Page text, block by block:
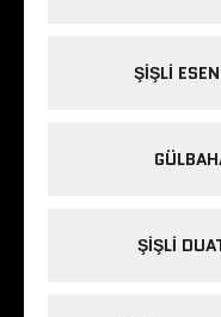
ŞIŞLI
ŞIŞLI